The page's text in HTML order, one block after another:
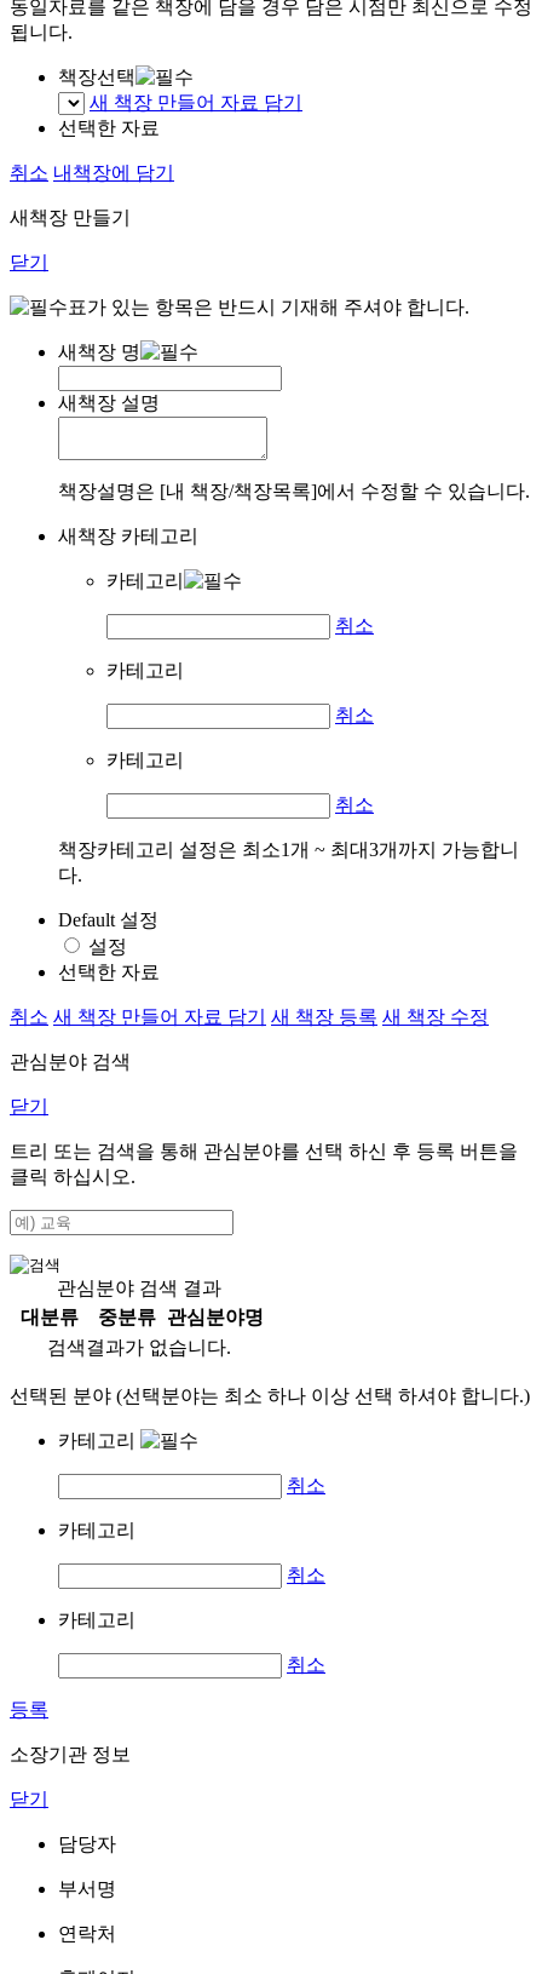
동일자료를 같은 책장에 담을 경우 담은 시점만 최신으로 수정
됩니다.
책장선택
새 책장 만들어 자료 담기
선택한 자료
취소 내책장에 담기
새책장 만들기
닫기
표가 있는 항목은 반드시 기재해 주셔야 합니다.
새책장 명
새책장 설명
책장설명은 [내 책장/책장목록]에서 수정할 수 있습니다.
새책장 카테고리
카테고리
취소
카테고리
취소
카테고리
취소
책장카테고리 설정은 최소1개 ~ 최대3개까지 가능합니
다.
Default 설정
설정
선택한 자료
취소 새 책장 만들어 자료 담기 새 책장 등록 새 책장 수정
관심분야 검색
닫기
트리 또는 검색을 통해 관심분야를 선택 하신 후 등록 버튼을
클릭 하십시오.
관심분야 검색 결과
대분류
중분류
관심분야명
검색결과가 없습니다.
선택된 분야 (선택분야는 최소 하나 이상 선택 하셔야 합니다.)
카테고리
취소
카테고리
취소
카테고리
취소
등록
소장기관 정보
닫기
담당자
부서명
연락처